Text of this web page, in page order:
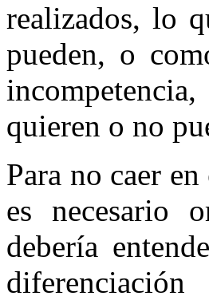
realizados, lo
pueden, o
quieren o no
Para no caer
es necesario
debería